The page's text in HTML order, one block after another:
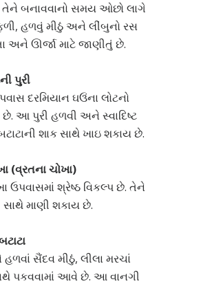
તેને બનાવવાનો સમય ઓછો લાગે
હળવું મીઠું અને લીંબુનો રસ
અને ઊર્જા માટે જાણીતું છે.
પુરી
દરમિયાન ઘઉંના લોટનો
છે. આ પુરી હળવી અને સ્વાદિષ્ટ
શાક સાથે ખાઇ શકાય છે.
(વ્રતના ચોખા)
ઉપવાસમાં શ્રેષ્ઠ વિકલ્પ છે. તેને
સાથે માણી શકાય છે.
હળવાં સૈંદવ મીઠું, લીલા મરચાં
પકવવામાં આવે છે. આ વાનગી